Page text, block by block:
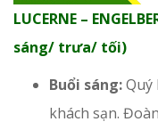
LUCERNE –
sáng/ trưa/ tối)
Buổi sáng:Quý
khách sạn.